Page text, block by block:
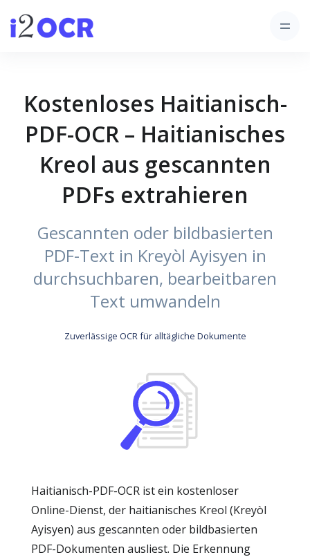
Kostenloses Haitianisch-
PDF-OCR – Haitianisches
Kreol aus gescannten
PDFs extrahieren
Gescannten oder bildbasierten
PDF-Text in Kreyòl Ayisyen in
durchsuchbaren, bearbeitbaren
Text umwandeln
Zuverlässige OCR für alltägliche Dokumente
Haitianisch-PDF-OCR ist ein kostenloser
Online-Dienst, der haitianisches Kreol (Kreyòl
Ayisyen) aus gescannten oder bildbasierten
PDF-Dokumenten ausliest. Die Erkennung